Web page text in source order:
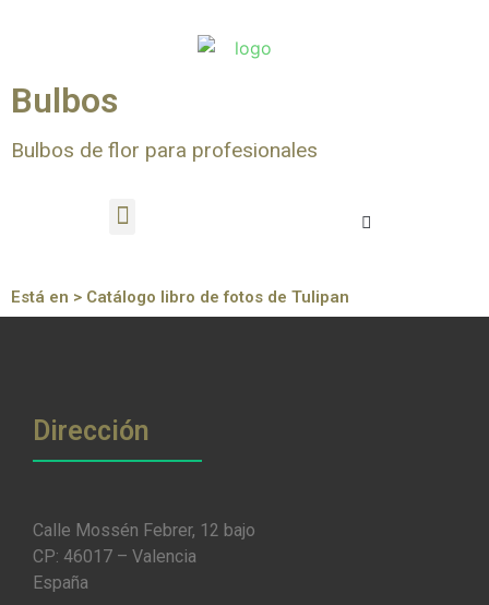
Bulbos
Bulbos de flor para profesionales
Está en > Catálogo libro de fotos de Tulipan
Dirección
Calle Mossén Febrer, 12 bajo
CP: 46017 – Valencia
España